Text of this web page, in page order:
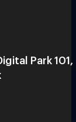
Park 101,